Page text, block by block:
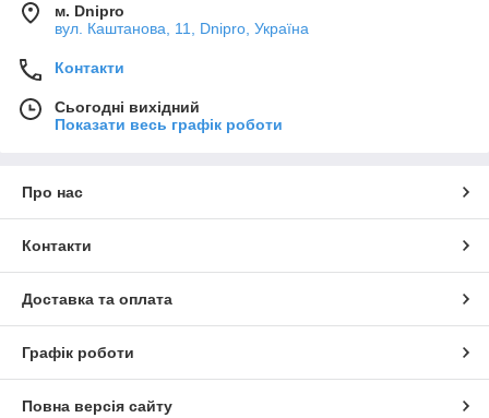
м. Dnipro
вул. Каштанова, 11, Dnipro, Україна
Контакти
Сьогодні вихідний
Показати весь графік роботи
Про нас
Контакти
Доставка та оплата
Графік роботи
Повна версія сайту